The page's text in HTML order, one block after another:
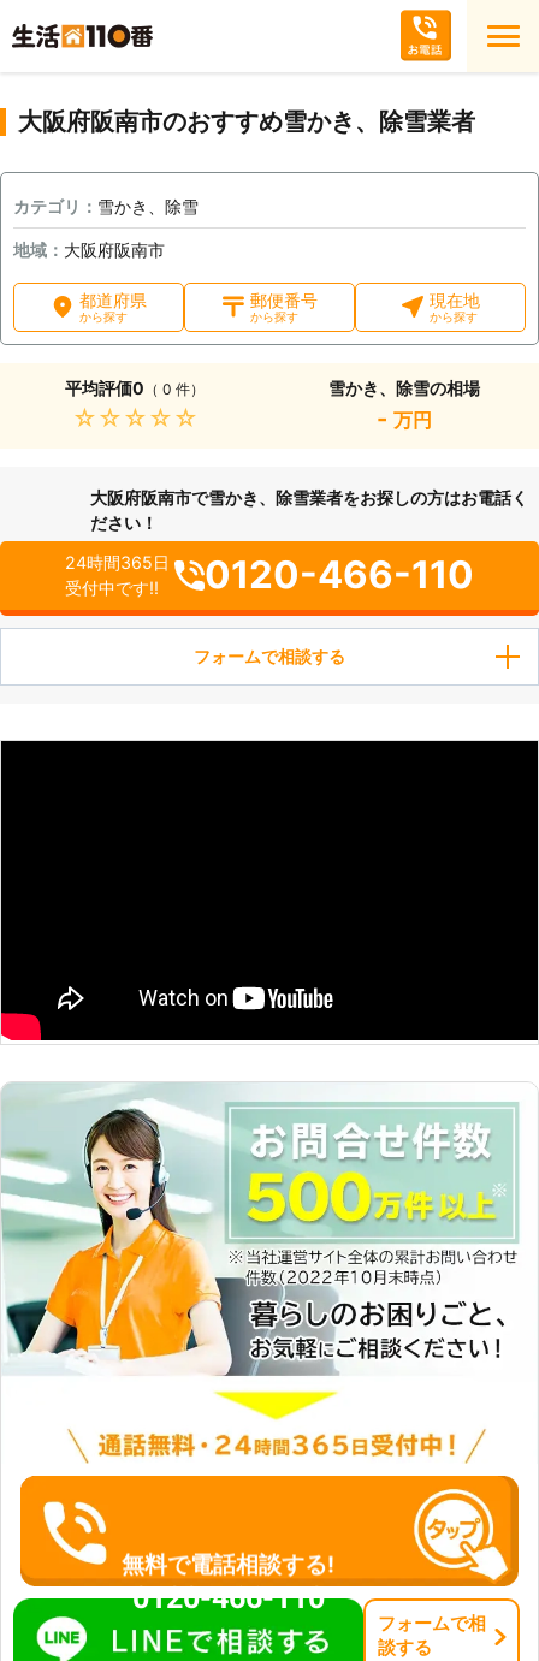
大阪府阪南市のおすすめ雪かき、除雪業者
カテゴリ： 雪かき、除雪
地域： 大阪府阪南市
都道府県
から探す
郵便番号
から探す
現在地
から探す
平均評価0 （ 0 件）
★★★★★
雪かき、除雪の相場
- 万円
大阪府阪南市で雪かき、除雪業者をお探しの方はお電話く
ださい！
24時間365日
受付中です!!
0120-466-110
フォームで相談する
無料で電話相談する!
0120-466-110
フォームで相
談する